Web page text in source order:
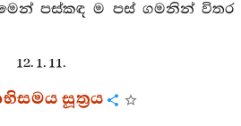
පස්කඳ ම පස් ගමනින් විතර
12. 1. 11.
සූත්‍රය